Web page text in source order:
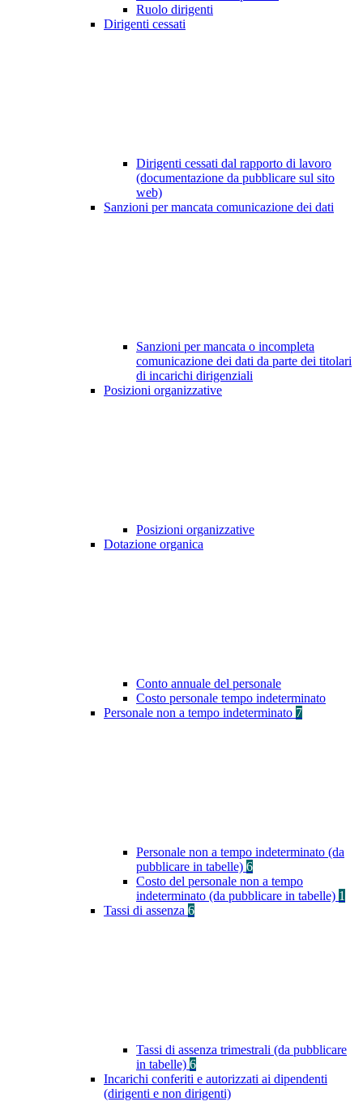
Ruolo dirigenti
Dirigenti cessati
Dirigenti cessati dal rapporto di lavoro
(documentazione da pubblicare sul sito
web)
Sanzioni per mancata comunicazione dei dati
Sanzioni per mancata o incompleta
comunicazione dei dati da parte dei titolari
di incarichi dirigenziali
Posizioni organizzative
Posizioni organizzative
Dotazione organica
Conto annuale del personale
Costo personale tempo indeterminato
Personale non a tempo indeterminato 7
Personale non a tempo indeterminato (da
pubblicare in tabelle) 6
Costo del personale non a tempo
indeterminato (da pubblicare in tabelle) 1
Tassi di assenza 6
Tassi di assenza trimestrali (da pubblicare
in tabelle) 6
Incarichi conferiti e autorizzati ai dipendenti
(dirigenti e non dirigenti)